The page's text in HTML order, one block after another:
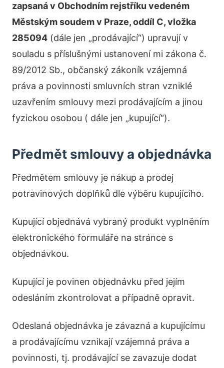
zapsaná v Obchodním rejstříku vedeném
Městským soudem v Praze, oddíl C, vložka
285094 (dále jen „prodávající“) upravují v
souladu s příslušnými ustanovení mi zákona č.
89/2012 Sb., občanský zákoník vzájemná
práva a povinnosti smluvních stran vzniklé
uzavřením smlouvy mezi prodávajícím a jinou
fyzickou osobou ( dále jen „kupující“).
Předmět smlouvy a objednávka
Předmětem smlouvy je nákup a prodej
potravinových doplňků dle výběru kupujícího.
Kupující objednává vybraný produkt vyplněním
elektronického formuláře na stránce s
objednávkou.
Kupující je povinen objednávku před jejím
odesláním zkontrolovat a případně opravit.
Odeslaná objednávka je závazná a kupujícímu
a prodávajícímu vznikají vzájemná práva a
povinnosti, tj. prodávající se zavazuje dodat